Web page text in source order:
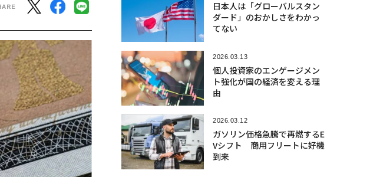
日本人は「グローバルスタン
ダード」のおかしさをわかっ
てない
2026.03.13
個人投資家のエンゲージメン
ト強化が国の経済を変える理
由
2026.03.12
ガソリン価格急騰で再燃するE
Vシフト 商用フリートに好機
到来